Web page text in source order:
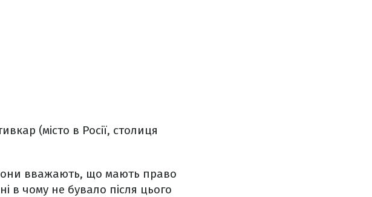
(місто в Росії, столиця
вважають, що мають право
в чому не бувало після цього